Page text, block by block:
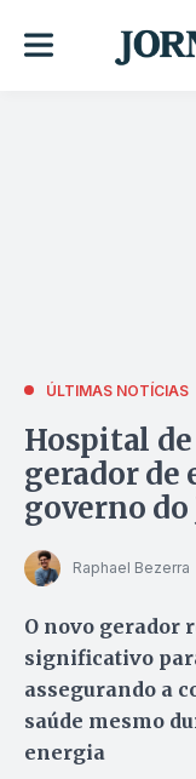
ÚLTIMAS NOTÍCIAS
Hospital
gerador de
governo do
Raphael Bezerra
O novo gerador
significativo
assegurando a
saúde mesmo
energia